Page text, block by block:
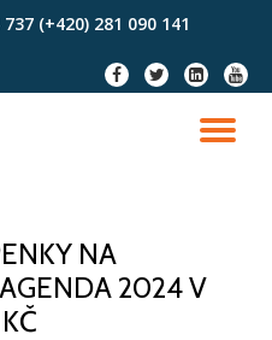
(+420) 281 090 141
fa-
facebook
fa-
twitter
fa-
linkedin-
square
fa-
NA
2024 V